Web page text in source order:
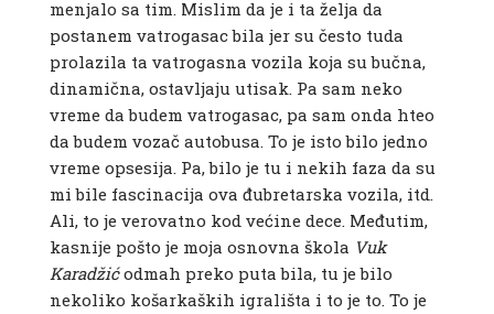
menjalo sa tim. Mislim da je i ta želja da
postanem vatrogasac bila jer su često tuda
prolazila ta vatrogasna vozila koja su bučna,
dinamična, ostavljaju utisak. Pa sam neko
vreme da budem vatrogasac, pa sam onda hteo
da budem vozač autobusa. To je isto bilo jedno
vreme opsesija. Pa, bilo je tu i nekih faza da su
mi bile fascinacija ova đubretarska vozila, itd.
Ali, to je verovatno kod većine dece. Međutim,
kasnije pošto je moja osnovna škola Vuk
Karadžićodmah preko puta bila, tu je bilo
nekoliko košarkaških igrališta i to je to. To je